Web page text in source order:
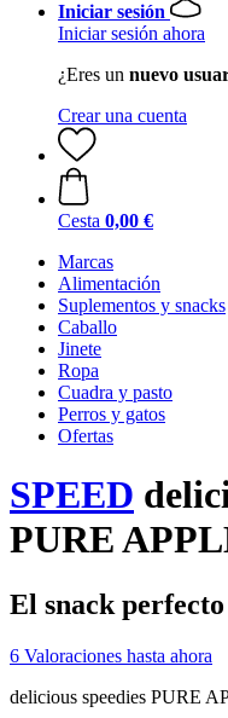
Iniciar sesión
Iniciar sesión ahora
¿Eres un nuevo
Crear una cuenta
Cesta 0,00 €
Marcas
Alimentación
Suplementos y snacks
Caballo
Jinete
Ropa
Cuadra y pasto
Perros y gatos
Ofertas
SPEED
PURE
El snack
6 Valoraciones hasta ahora
delicious speedies PURE